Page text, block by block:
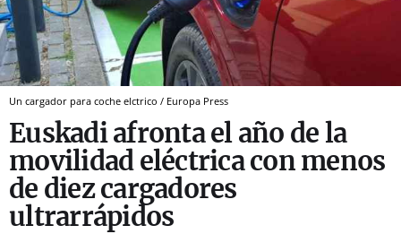
Un cargador para coche elctrico / Europa Press
Euskadi afronta el año de la
movilidad eléctrica con menos
de diez cargadores
ultrarrápidos